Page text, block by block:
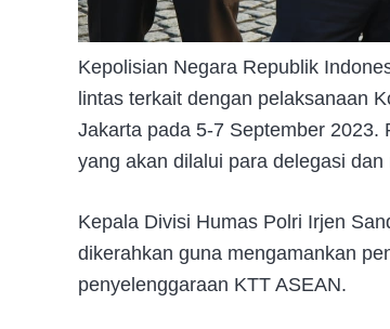
Kepolisian Negara Republik
lintas terkait dengan pelaksanaan
Jakarta pada 5-7 September 2023.
yang akan dilalui para delegasi
Kepala Divisi Humas Polri Irjen
dikerahkan guna mengamankan
penyelenggaraan KTT ASEAN.